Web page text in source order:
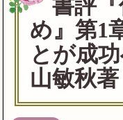
書評
め』第1
とが成
山敏秋著